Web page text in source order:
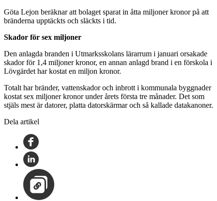
Göta Lejon beräknar att bolaget sparat in åtta miljoner kronor på att
bränderna upptäckts och släckts i tid.
Skador för sex miljoner
Den anlagda branden i Utmarksskolans lärarrum i januari orsakade
skador för 1,4 miljoner kronor, en annan anlagd brand i en förskola i
Lövgärdet har kostat en miljon kronor.
Totalt har bränder, vattenskador och inbrott i kommunala byggnader
kostat sex miljoner kronor under årets första tre månader. Det som
stjäls mest är datorer, platta datorskärmar och så kallade datakanoner.
Dela artikel